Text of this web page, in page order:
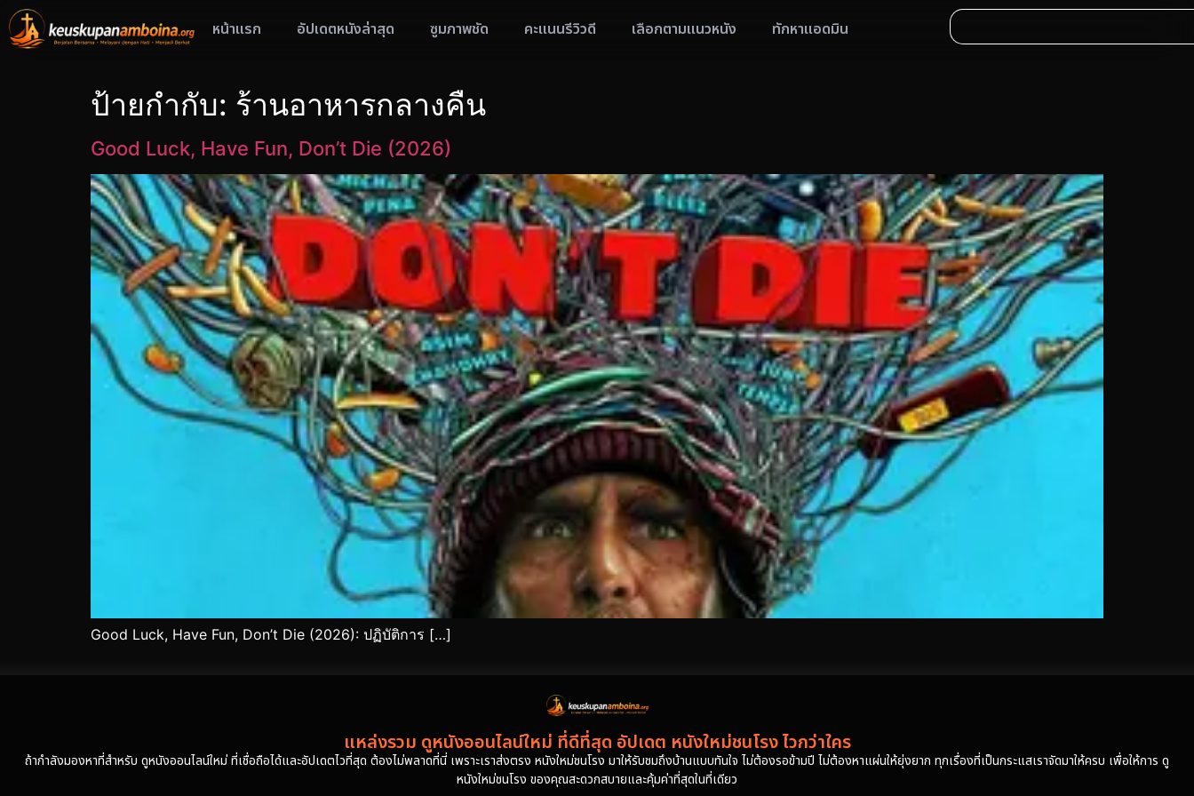
หน้าแรก อัปเดตหนังล่าสุด ซูมภาพชัด คะแนนรีวิวดี เลือกตามแนวหนัง ทักหาแอดมิน
ป้ายกำกับ: ร้านอาหารกลางคืน
Good Luck, Have Fun, Don’t Die (2026)
Good Luck, Have Fun, Don’t Die (2026): ปฏิบัติการ […]
แหล่งรวม ดูหนังออนไลน์ใหม่ ที่ดีที่สุด อัปเดต หนังใหม่ชนโรง ไวกว่าใคร
ถ้ากำลังมองหาที่สำหรับ ดูหนังออนไลน์ใหม่ ที่เชื่อถือได้และอัปเดตไวที่สุด ต้องไม่พลาดที่นี่ เพราะเราส่งตรง หนังใหม่ชนโรง มาให้รับชมถึงบ้านแบบทันใจ ไม่ต้องรอข้ามปี ไม่ต้องหาแผ่นให้ยุ่งยาก ทุกเรื่องที่เป็นกระแสเราจัดมาให้ครบ เพื่อให้การ ดู
หนังใหม่ชนโรง ของคุณสะดวกสบายและคุ้มค่าที่สุดในที่เดียว